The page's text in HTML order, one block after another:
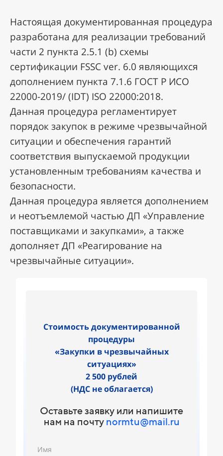
Настоящая документированная процедура
разработана для реализации требований
части 2 пункта 2.5.1 (b) схемы
сертификации FSSC ver. 6.0 являющихся
дополнением пункта 7.1.6 ГОСТ Р ИСО
22000-2019/ (IDT) ISO 22000:2018.
Данная процедура регламентирует
порядок закупок в режиме чрезвычайной
ситуации и обеспечения гарантий
соответствия выпускаемой продукции
установленным требованиям качества и
безопасности.
Данная процедура является дополнением
и неотъемлемой частью ДП «Управление
поставщиками и закупками», а также
дополняет ДП «Реагирование на
чрезвычайные ситуации».
Стоимость документированной
процедуры
«Закупки в чрезвычайных
ситуациях»
2 500 рублей
(НДС не облагается)
Оставьте заявку или напишите
нам на почту normtu@mail.ru
Имя